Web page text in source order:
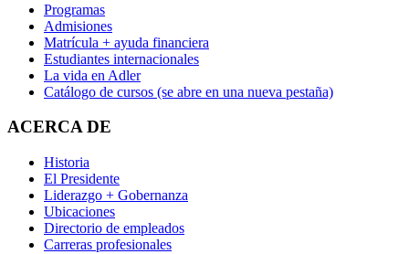
Programas
Admisiones
Matrícula + ayuda financiera
Estudiantes internacionales
La vida en Adler
Catálogo de cursos (se abre en una nueva pestaña)
ACERCA DE
Historia
El Presidente
Liderazgo + Gobernanza
Ubicaciones
Directorio de empleados
Carreras profesionales